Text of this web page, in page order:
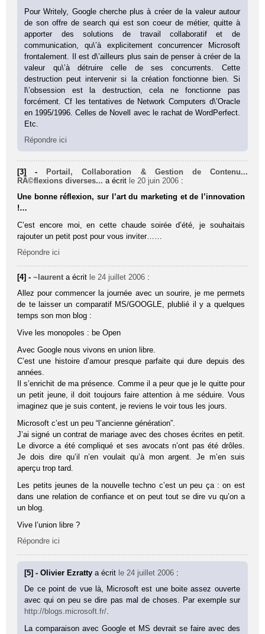
Pour Writely, Google cherche plus à créer de la valeur autour
de son offre de search qui est son coeur de métier, quitte à
apporter des solutions de travail collaboratif et de
communication, qu\’à explicitement concurrencer Microsoft
frontalement. Il est d\’ailleurs plus sain de penser à créer de la
valeur qu\’à détruire celle de ses concurrents. Cette
destruction peut intervenir si la création fonctionne bien. Si
l\’obsession est la destruction, cela ne fonctionne pas
forcément. Cf les tentatives de Network Computers d\’Oracle
en 1995/1996. Celles de Novell avec le rachat de WordPerfect.
Etc.
Répondre ici
[3] -
Portail, Collaboration & Gestion de Contenu...
RÃ©flexions diverses... a écrit le 20 juin 2006 :
Une bonne réflexion, sur l’art du marketing et de l’innovation
!…
C’est encore moi, en cette chaude soirée d’été, je souhaitais
rajouter un petit post pour vous inviter……
Répondre ici
[4] -~laurent a écrit le 24 juillet 2006 :
Allez pour commencer la journée avec un sourire, je me permets
de te laisser un comparatif MS/GOOGLE, plublié il y a quelques
temps son mon blog :
Vive les monopoles : be Open
Avec Google nous vivons en union libre.
C’est une histoire d’amour presque parfaite qui dure depuis des
années.
Il s’enrichit de ma présence. Comme il a peur que je le quitte pour
un petit jeune, il doit toujours faire attention à me séduire. Vous
imaginez que je suis content, je reviens le voir tous les jours.
Microsoft c’est un peu “l’ancienne génération”.
J’ai signé un contrat de mariage avec des choses écrites en petit.
Le divorce a été compliqué et ses avocats n’ont pas été drôles.
Je dois dire qu’il n’en voulait qu’à mon argent. Je m’en suis
aperçu trop tard.
Les petits jeunes de la nouvelle techno c’est un peu ça : on est
dans une relation de confiance et on peut tout se dire vu qu’on a
un blog.
Vive l’union libre ?
Répondre ici
[5] - Olivier Ezrattya écrit le 24 juillet 2006 :
De ce point de vue là, Microsoft est une boite assez ouverte
avec qui on peu se dire pas mal de choses. Par exemple sur
http://blogs.microsoft.fr/.
La comparaison avec Google et MS devrait se faire avec des